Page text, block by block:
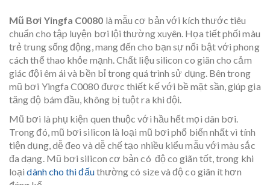
Mũ Bơi Yingfa C0080 là mẫu cơ bản với kích thước tiêu
chuẩn cho tập luyện bơi lội thường xuyên. Họa tiết phối màu
trẻ trung sống động, mang đến cho bạn sự nổi bật với phong
cách thể thao khỏe mạnh. Chất liệu silicon co giãn cho cảm
giác đội êm ái và bền bỉ trong quá trình sử dụng. Bên trong
mũ bơi Yingfa C0080 được thiết kế với bề mặt sần, giúp gia
tăng độ bám đầu, không bị tuột ra khi đội.
Mũ bơi là phụ kiện quen thuộc với hầu hết mọi dân bơi.
Trong đó, mũ bơi silicon là loại mũ bơi phổ biến nhất vì tính
tiện dụng, dễ đeo và dễ chế tạo nhiều kiểu mẫu với màu sắc
đa dạng. Mũ bơi silicon cơ bản có độ co giãn tốt, trong khi
loại dành cho thi đấuthường có size và độ co giãn ít hơn